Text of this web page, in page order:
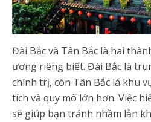
Đài Bắc và Tân Bắc là hai
ương riêng biệt. Đài Bắc là
chính trị, còn Tân Bắc là khu
tích và quy mô lớn hơn. Việc
sẽ giúp bạn tránh nhầm lẫn